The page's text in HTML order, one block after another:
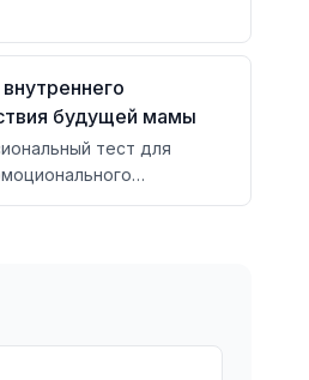
будущей мамы
тест для
беременных с